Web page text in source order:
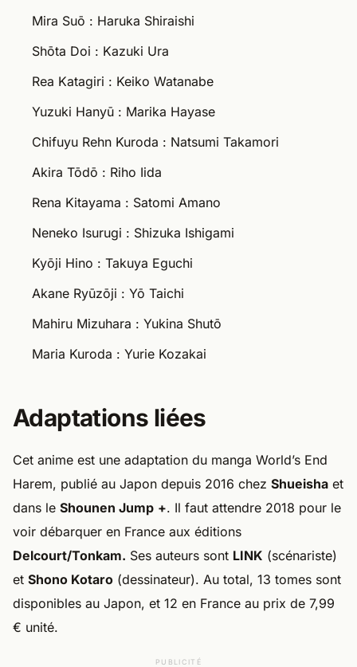
Mira Suō : Haruka Shiraishi
Shōta Doi : Kazuki Ura
Rea Katagiri : Keiko Watanabe
Yuzuki Hanyū : Marika Hayase
Chifuyu Rehn Kuroda : Natsumi Takamori
Akira Tōdō : Riho Iida
Rena Kitayama : Satomi Amano
Neneko Isurugi : Shizuka Ishigami
Kyōji Hino : Takuya Eguchi
Akane Ryūzōji : Yō Taichi
Mahiru Mizuhara : Yukina Shutō
Maria Kuroda : Yurie Kozakai
Adaptations liées
Cet anime est une adaptation du manga World’s End
Harem, publié au Japon depuis 2016 chez Shueisha et
dans le Shounen Jump +. Il faut attendre 2018 pour le
voir débarquer en France aux éditions
Delcourt/Tonkam. Ses auteurs sont LINK (scénariste)
et Shono Kotaro (dessinateur). Au total, 13 tomes sont
disponibles au Japon, et 12 en France au prix de 7,99
€ unité.
PUBLICITÉ